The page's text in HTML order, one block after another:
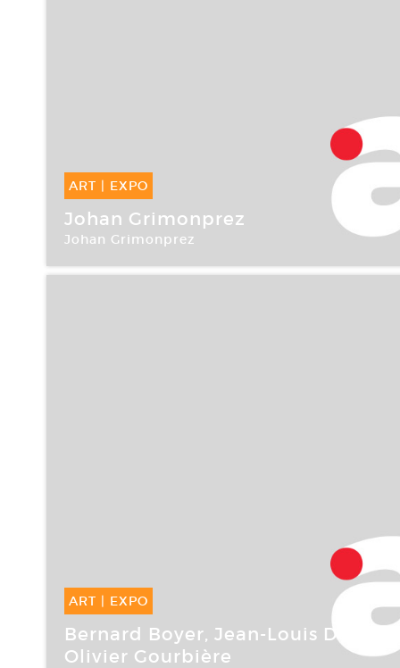
ART | EXPO
12 Sep -13 Oct 2007
Johan Grimonprez
Johan Grimonprez
ART | EXPO
29 Sep -02 Déc 2007
Bernard Boyer, Jean-Louis Delbès,
Olivier Gourbière